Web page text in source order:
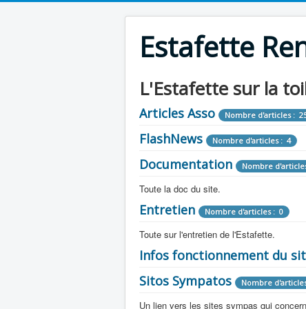
Estafette
L'Estafette sur la
Articles Asso Nombre d'articles :
FlashNews Nombre d'articles : 4
Documentation Nombre
Toute la doc du site.
Revue de Presse Nombre
Tous les articles que l'on a vu sur
Camping Car Nombre d'articles
Toute la doc sur les camping cars ou
Documentation Nombre
Entretien Nombre d'articles : 0
Toute sur l'entretien de l'Estafette.
Mécanique Nombre d'articles : 0
Moteur Nombre d'articles : 14
Electricité Nombre d'articles : 0
Infos fonctionnement du
Sitos Sympatos Nombre
Un lien vers les sites sympas qui